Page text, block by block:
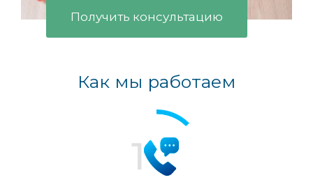
Получить консультацию
Как мы работаем